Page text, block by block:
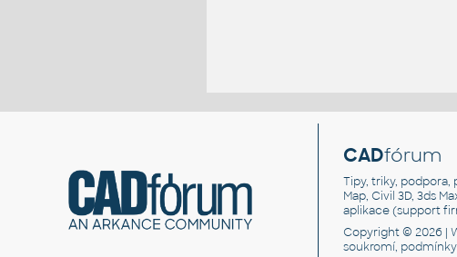
CADfórum
Tipy, triky, podpora,
Map, Civil 3D, 3ds
aplikace (support
Copyright © 2026 |
soukromí, podmínky